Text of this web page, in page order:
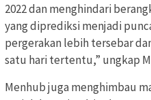
2022 dan menghindari
yang diprediksi menjadi
pergerakan lebih tersebar
satu hari tertentu,” ungkap
Menhub juga menghimbau